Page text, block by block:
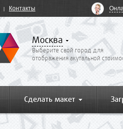
Контакты
Москва
Выберите свой город для
отображения акутальной
Сделать макет